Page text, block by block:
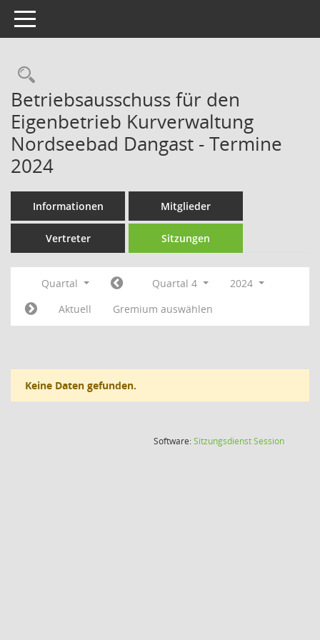
Toggle navigation
Rechercheauswahl
Betriebsausschuss für den
Eigenbetrieb Kurverwaltung
Nordseebad Dangast - Termine
2024
Informationen Mitglieder
Vertreter Sitzungen
Quartal Quartal 4
2024
Aktuell
Gremium auswählen
Keine Daten gefunden.
Software:SitzungsdienstSession(Wird in